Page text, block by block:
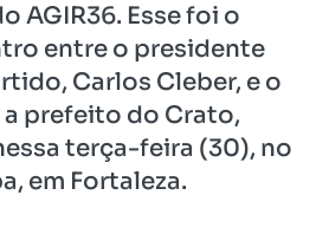
AGIR36. Esse foi o
entre o presidente
Carlos Cleber, e o
prefeito do Crato,
terça-feira (30), no
em Fortaleza.